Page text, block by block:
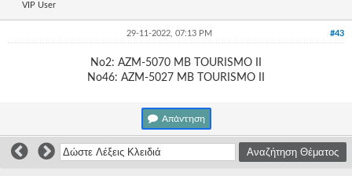
-
VIP User
#43
29-11-2022, 07:13 PM
Νο2: ΑΖΜ-5070 MB TOURISMO II
Νο46: ΑΖΜ-5027 MB TOURISMO II
Απάντηση